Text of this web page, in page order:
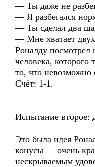
— Ты даже не
— Я разбегался
— Ты сделал два
— Мне хватает
Роналду посмотрел
человека, которого
то, что невозможно
Счёт: 1-1.
Испытание второе:
Это была идея
конусы — очень
нескрываемым